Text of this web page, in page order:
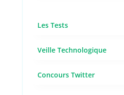
Les Tests
Veille Technologique
Concours Twitter